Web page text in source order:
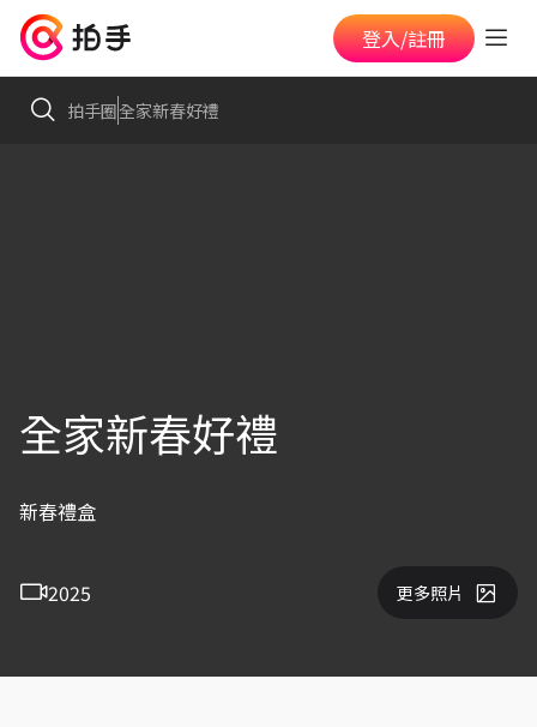
登入/註冊
拍手圈全家新春好禮
全家新春好禮
新春禮盒
2025 更多照片